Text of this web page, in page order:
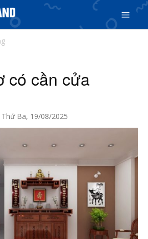
cập nhật V3
có cần cửa
Thứ Ba, 19/08/2025